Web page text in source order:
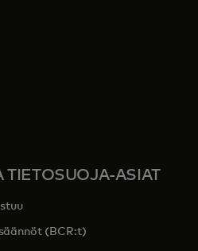
tab
TIETOSUOJA-ASIAT
(BCR:t)